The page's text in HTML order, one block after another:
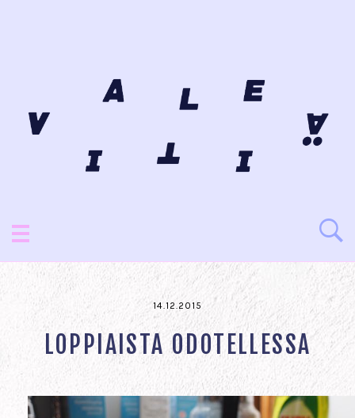
14.12.2015
LOPPIAISTA ODOTELLESSA